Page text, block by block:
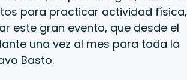
para practicar actividad física,
este gran evento, que desde el
una vez al mes para toda la
Basto.